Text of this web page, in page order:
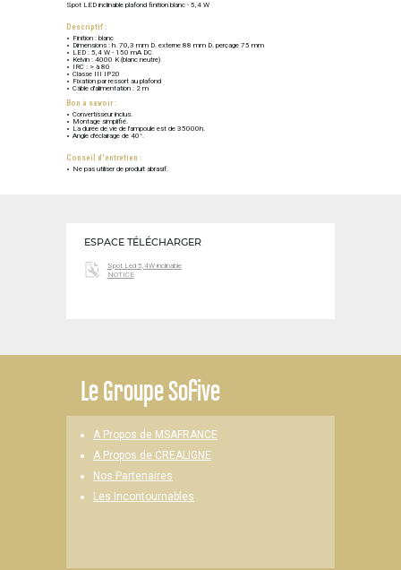
Spot LED inclinable plafond finition blanc - 5,4 W
Descriptif :
Finition : blanc
Dimensions : h. 70,3 mm D. externe 88 mm D. perçage 75 mm
LED : 5,4 W - 150 mA DC
Kelvin : 4000 K (blanc neutre)
IRC : > à 80
Classe III IP20
Fixation par ressort au plafond
Câble d'alimentation : 2 m
Bon à savoir :
Convertisseur inclus.
Montage simplifié.
La durée de vie de l'ampoule est de 35000h.
Angle d'éclairage de 40°.
Conseil d'entretien :
Ne pas utiliser de produit abrasif.
ESPACE TÉLÉCHARGER
Spot Led 5,4W inclinable
NOTICE
LeGroupe Sofive
A Propos de MSAFRANCE
A Propos de CREALIGNE
Nos Partenaires
Les Incontournables